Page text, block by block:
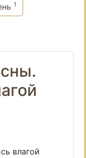
1
влагой